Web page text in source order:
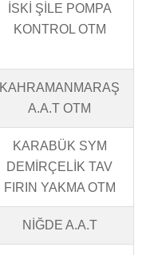
İSKİ ŞİLE POMPA
KONTROL OTM
KAHRAMANMARAŞ
A.A.T OTM
KARABÜK SYM
DEMİRÇELİK TAV
FIRIN YAKMA OTM
NİĞDE A.A.T